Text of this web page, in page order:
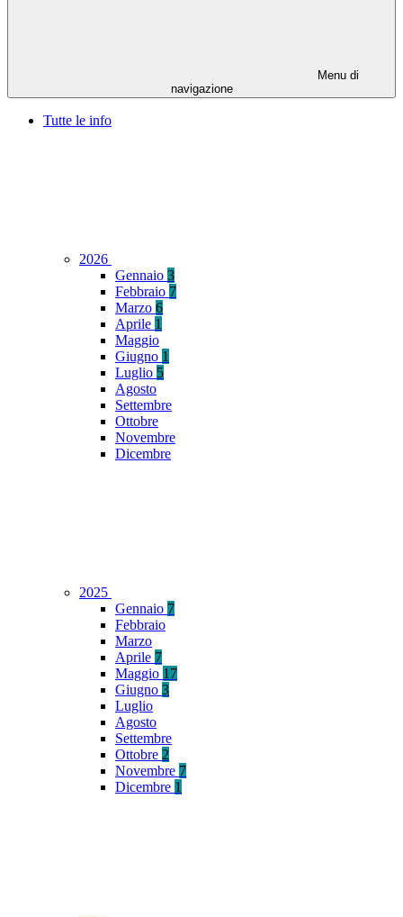
Menu di
navigazione
Tutte le info
2026
Gennaio 3
Febbraio 7
Marzo 6
Aprile 1
Maggio
Giugno 1
Luglio 5
Agosto
Settembre
Ottobre
Novembre
Dicembre
2025
Gennaio 7
Febbraio
Marzo
Aprile 7
Maggio 17
Giugno 3
Luglio
Agosto
Settembre
Ottobre 2
Novembre 7
Dicembre 1